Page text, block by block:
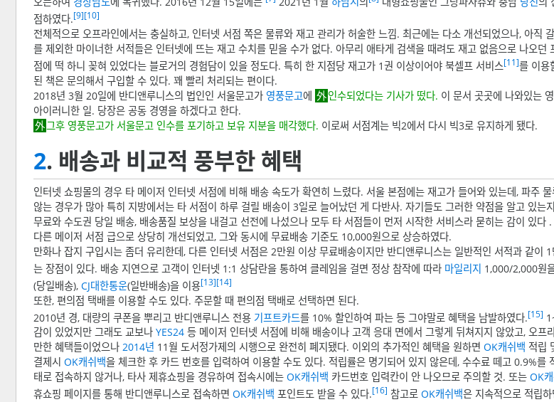
점하였다.[9][10]
전체적으로 오프라인에서는 충실하고, 인터넷 서점 쪽은 물류와 재고 관리가 허술한 느낌. 최근에는 다소 개선되었으나, 아직
를 제외한 마이너한 서적들은 인터넷에 뜨는 재고 수치를 믿을 수가 없다. 아무리 애타게 검색을 때려도 재고 없음으로 나오던
점에 떡 하니 꽂혀 있었다는 블로거의 경험담이 있을 정도다. 특히 한 지점당 재고가 1권 이상이어야 북셀프 서비스[11]를 이용
된 책은 문의해서 구입할 수 있다. 꽤 빨리 처리되는 편이다.
2018년 3월 20일에 반디앤루니스의 법인인 서울문고가 영풍문고에 인수되었다는 기사가 떴다. 이 문서 곳곳에 나와있는
아이러니한 일. 당장은 공동 경영을 하겠다고 한다.
그후 영풍문고가 서울문고 인수를 포기하고 보유 지분을 매각했다. 이로써 서점계는 빅2에서 다시 빅3로 유지하게 됐다.
2. 배송과 비교적 풍부한 혜택
인터넷 쇼핑몰의 경우 타 메이저 인터넷 서점에 비해 배송 속도가 확연히 느렸다. 서울 본점에는 재고가 들어와 있는데, 파주
않는 경우가 많아 특히 지방에서는 타 서점이 하루 걸릴 배송이 3일로 늘어났던 게 다반사. 자기들도 그러한 약점을 알고 있는
무료와 수도권 당일 배송, 배송품질 보상을 내걸고 선전에 나섰으나 모두 타 서점들이 먼저 시작한 서비스라 묻히는 감이 있다
다른 메이저 서점 급으로 상당히 개선되었고, 그와 동시에 무료배송 기준도 10,000원으로 상승하였다.
만화나 잡지 구입시는 좀더 유리한데, 다른 인터넷 서점은 2만원 이상 무료배송이지만 반디앤루니스는 일반적인 서적과 같이
는 장점이 있다. 배송 지연으로 고객이 인터넷 1:1 상담란을 통하여 클레임을 걸면 정상 참작에 따라 마일리지 1,000/2,000원
(당일배송), CJ대한통운(일반배송)을 이용[13][14]
또한, 편의점 택배를 이용할 수도 있다. 주문할 때 편의점 택배로 선택하면 된다.
2010년 경, 대량의 쿠폰을 뿌리고 반디앤루니스 전용 기프트카드를 10% 할인하여 파는 등 그야말로 혜택을 남발하였다.[15]
감이 있었지만 그래도 교보나 YES24 등 메이저 인터넷 서점에 비해 배송이나 고객 응대 면에서 그렇게 뒤쳐지지 않았고, 오프
만한 혜택들이었으나 2014년 11월 도서정가제의 시행으로 완전히 폐지됐다. 이외의 추가적인 혜택을 원하면 OK캐쉬백 적립
결제시 OK캐쉬백을 체크한 후 카드 번호를 입력하여 이용할 수도 있다. 적립률은 명기되어 있지 않은데, 수수료 떼고 0.9%를
태로 접속하지 않거나, 타사 제휴쇼핑을 경유하여 접속시에는 OK캐쉬백 카드번호 입력칸이 안 나오므로 주의할 것. 또는 OK
휴쇼핑 페이지를 통해 반디앤루니스로 접속하면 OK캐쉬백 포인트도 받을 수 있다.[16] 참고로 OK캐쉬백은 지속적으로 적립